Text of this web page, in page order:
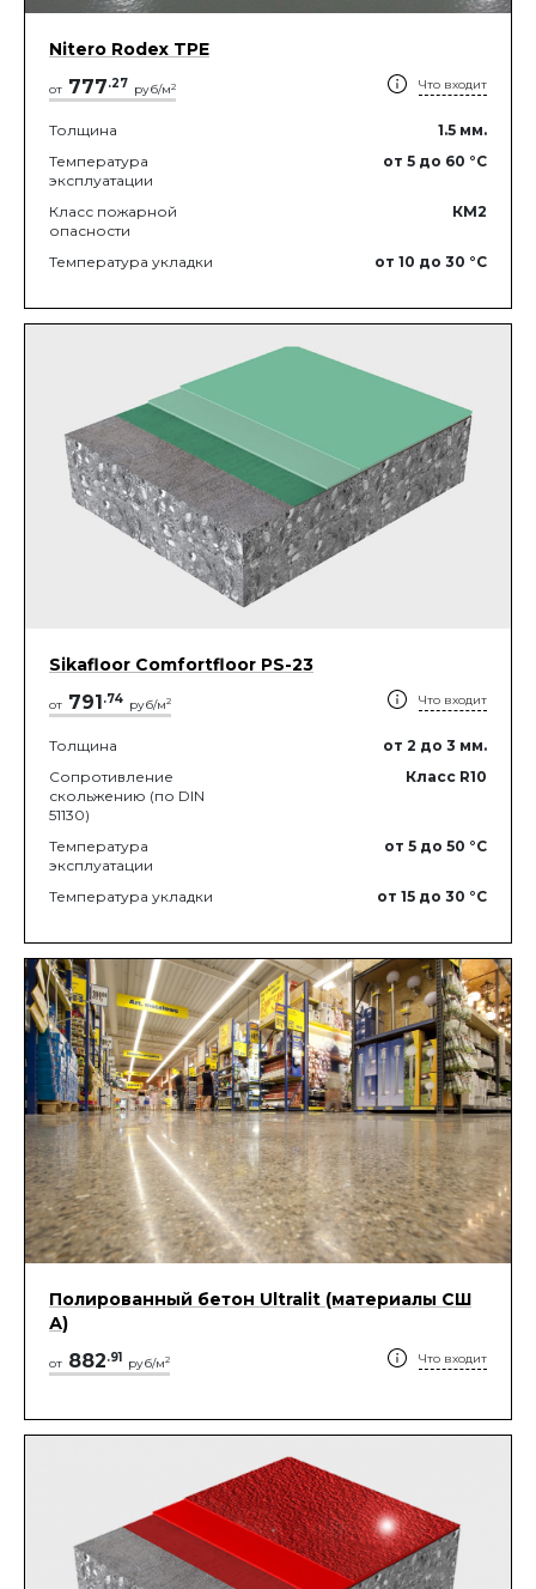
Nitero Rodex TPE
от 777.27 руб/м2 Что входит
Толщина 1.5 мм.
Температура
эксплуатации
от 5 до 60 °C
Класс пожарной
опасности
КМ2
Температура укладки от 10 до 30 °C
Sikafloor Comfortfloor PS-23
от 791.74 руб/м2 Что входит
Толщина от 2 до 3 мм.
Сопротивление
скольжению (по DIN
51130)
Класс R10
Температура
эксплуатации
от 5 до 50 °C
Температура укладки от 15 до 30 °C
Полированный бетон Ultralit (материалы СШ
А)
от 882.91 руб/м2 Что входит